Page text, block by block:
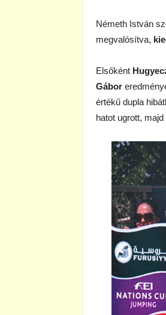
Németh István
megvalósítva,
Elsőként
Gábor
értékű dupla
hatot ugrott,